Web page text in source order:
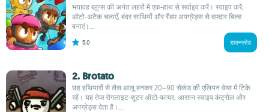
भयावह ब्लून्स की अनंत लहरों में एक-हाथ से सर्वाइव करें। स्वाइप करें,
ऑटो-अटैक चलाएँ, बंदर साथियों और रैंडम अपग्रेड्स से दमदार बिल्ड
बनाएं।...
5.0 डाउनलोड
2. Brotato
छह हथियारों से लैस आलू बनकर 20–90 सेकंड की एलियन वेव्स में टिके
रहें। यह तेज रोगलाइट-शूटर ऑटो-फायर, आसान स्वाइप कंट्रोल और
अपग्रेड्स देता है।...